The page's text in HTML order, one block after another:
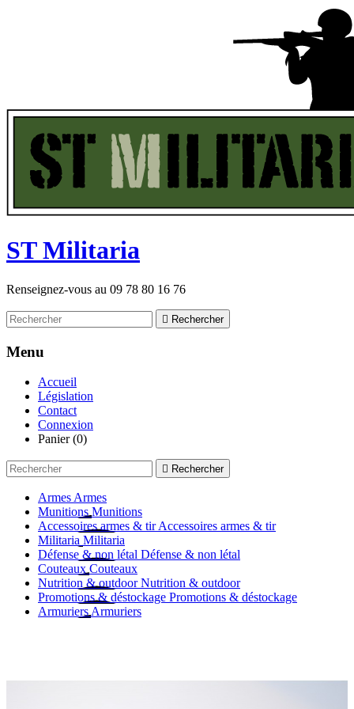
STMilitaria
Renseignez-vous au 09 78 80 16 76
 Rechercher
Menu
Accueil
Législation
Contact
Connexion
Panier (0)
 Rechercher
Armes Armes
Munitions Munitions
Accessoires armes & tir Accessoires armes & tir
Militaria Militaria
Défense & non létal Défense & non létal
Couteaux Couteaux
Nutrition & outdoor Nutrition & outdoor
Promotions & déstockage Promotions & déstockage
Armuriers Armuriers